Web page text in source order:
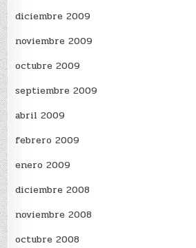
diciembre 2009
noviembre 2009
octubre 2009
septiembre 2009
abril 2009
febrero 2009
enero 2009
diciembre 2008
noviembre 2008
octubre 2008